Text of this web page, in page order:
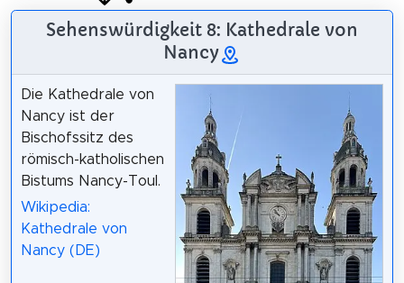
Sehenswürdigkeit 8: Kathedrale von
Nancy
Die Kathedrale von
Nancy ist der
Bischofssitz des
römisch-katholischen
Bistums Nancy-Toul.
Wikipedia:
Kathedrale von
Nancy (DE)